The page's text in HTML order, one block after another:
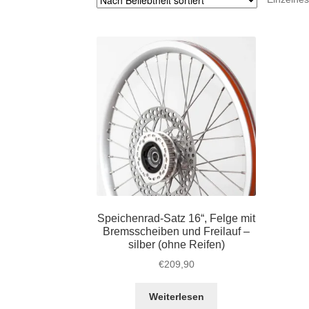
Speichenrad-Satz 16“, Felge mit
Bremsscheiben und Freilauf –
silber (ohne Reifen)
€209,90
Weiterlesen